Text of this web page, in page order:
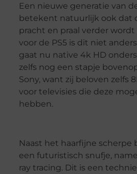
Een nieuwe generatie van
betekent natuurlijk ook dat
pracht en praal verder
voor de PS5 is dit niet
gaat nu native 4k HD
zelfs nog een stapje
Sony, want zij beloven zelfs
voor televisies die deze
hebben.
Naast het haarfijne scherpe
een futuristisch snufje,
ray tracing. Dit is een